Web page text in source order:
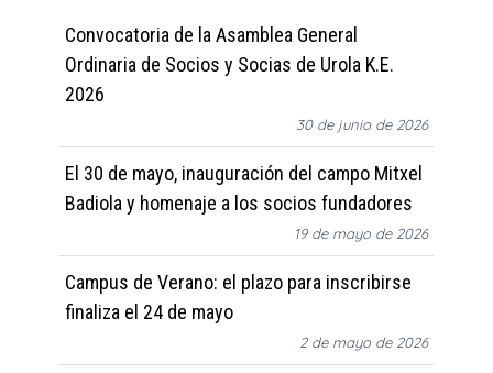
Convocatoria de la Asamblea General
Ordinaria de Socios y Socias de Urola K.E.
2026
30 de junio de 2026
El 30 de mayo, inauguración del campo Mitxel
Badiola y homenaje a los socios fundadores
19 de mayo de 2026
Campus de Verano: el plazo para inscribirse
finaliza el 24 de mayo
2 de mayo de 2026